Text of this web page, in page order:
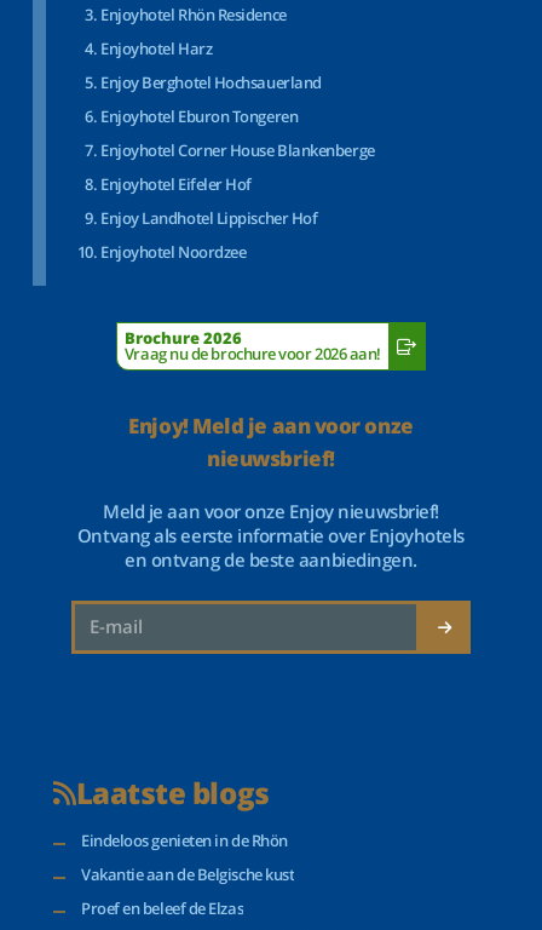
Enjoyhotel Rhön Residence
Enjoyhotel Harz
Enjoy Berghotel Hochsauerland
Enjoyhotel Eburon Tongeren
Enjoyhotel Corner House Blankenberge
Enjoyhotel Eifeler Hof
Enjoy Landhotel Lippischer Hof
Enjoyhotel Noordzee
Brochure 2026
Vraag nu de brochure voor 2026 aan!
Enjoy! Meld je aan voor onze
nieuwsbrief!
Meld je aan voor onze Enjoy nieuwsbrief!
Ontvang als eerste informatie over Enjoyhotels
en ontvang de beste aanbiedingen.
Laatste blogs
Eindeloos genieten in de Rhön
Vakantie aan de Belgische kust
Proef en beleef de Elzas